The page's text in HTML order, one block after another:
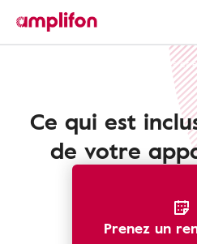
Appareils auditifs : types, avantages et
Ce qui est
de votre
Prenez un